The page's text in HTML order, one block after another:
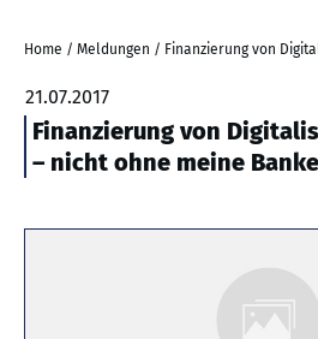
Home / Meldungen /
21.07.2017
Finanzierung von
– nicht ohne meine